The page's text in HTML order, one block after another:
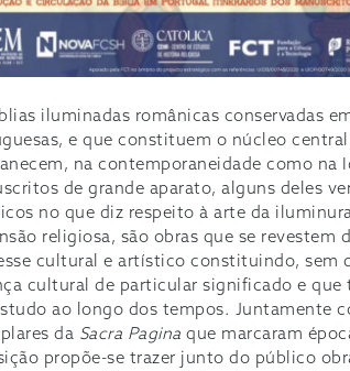
iluminadas românicas conservadas
e que constituem o núcleo
na contemporaneidade como na
de grande aparato, alguns deles
no que diz respeito à arte da
religiosa, são obras que se revestem
cultural e artístico constituindo, sem
cultural de particular significado e
ao longo dos tempos. Juntamente
da Sacra Pagina que marcaram
propõe-se trazer junto do público